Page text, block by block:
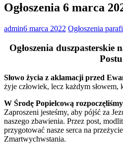
Ogłoszenia 6 marca
admin6 marca 2022 Ogłoszenia
Ogłoszenia duszpasterskie
Postu
Słowo życia z aklamacji przed
żyje człowiek, lecz każdym
W Środę Popielcową
Zaproszeni jesteśmy, aby pójść za
naszego zbawienia. Przez post,
przygotować nasze serca na
Zmartwychwstania.